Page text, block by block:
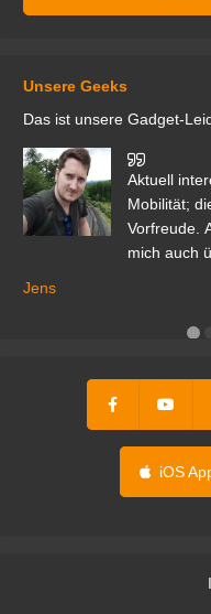
Unsere Geeks
Das ist unsere Gadget-
Aktuell
Mobilität;
Vorfreude.
mich auch
Jens
iOS